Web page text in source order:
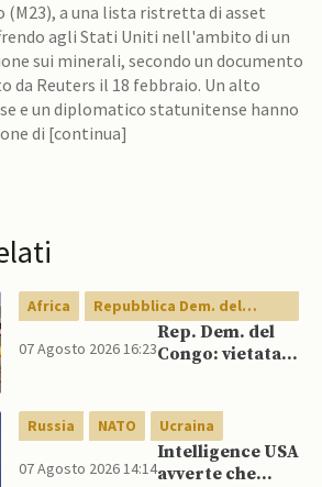
(M23), a una lista ristretta di asset
agli Stati Uniti nell'ambito di un
sui minerali, secondo un documento
da Reuters il 18 febbraio. Un alto
e un diplomatico statunitense hanno
confermato l'inclusione di [continua]
Africa
Repubblica Dem. del
Congo
07 Agosto 2026 16:23
Rep. Dem. del
Congo: vietata
rame e cobalto
Russia NATO Ucraina
07 Agosto 2026 14:14
Intelligence USA
avverte che